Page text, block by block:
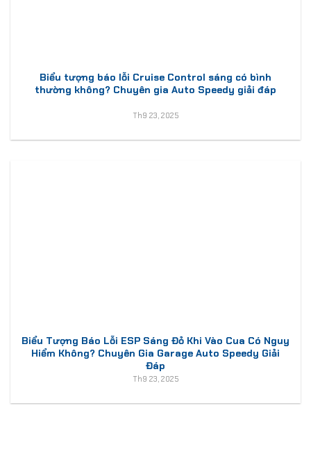
Biểu tượng báo lỗi Cruise Control sáng có bình
thường không? Chuyên gia Auto Speedy giải đáp
Th9 23, 2025
Biểu Tượng Báo Lỗi ESP Sáng Đỏ Khi Vào Cua Có Nguy
Hiểm Không? Chuyên Gia Garage Auto Speedy Giải
Đáp
Th9 23, 2025